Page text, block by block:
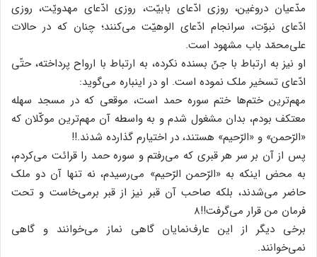
مدّعیان دروغین، روزی ادّعای بابیّت، روزی ادّعای مهدویّت، روزی
ادّعای نبوّت، سرانجام ادّعای الوهیّت می‌کنند؛ چنان که در حالات
علی‌محمّد باب مشهود است.
او نیز به ارتباط با جنّ بسنده نکرده، به ارتباط با ارواح پرداخته، حتّی
ادّعای تسخیر ملک نموده است. او در اینباره می‌گوید:
مهم‌ترین ختم‌ها ختم سوره حمد است، موقعی که در مسجد سهله
معتکف بودم، بدان مشغول شدم و به واسطه آن مهم‌ترین موکّلان که
«الرّحمن» و «الرّحیم» هستند، در اختیارم گذارده شدند.!!
پس از آن بر سر هر قبری که می‌رفتم و سوره حمد را قرائت می‌کردم،
به محض اینکه به «الرّحمن الرّحیم» می‌رسیدم، نه تنها آن دو ملک
حاضر می‌شدند، بلکه صاحب آن قبر نیز از قبر برمی‌خاست و تحت
فرمان من قرار می‌گرفت!!۸
برخی دیگر از این عارف‌نمایان گاهی نماز می‌خوانند و گاهی
نمی‌خوانند.